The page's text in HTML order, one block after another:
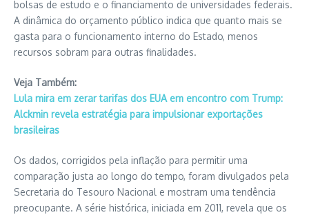
bolsas de estudo e o financiamento de universidades federais.
A dinâmica do orçamento público indica que quanto mais se
gasta para o funcionamento interno do Estado, menos
recursos sobram para outras finalidades.
Veja Também:
Lula mira em zerar tarifas dos EUA em encontro com Trump:
Alckmin revela estratégia para impulsionar exportações
brasileiras
Os dados, corrigidos pela inflação para permitir uma
comparação justa ao longo do tempo, foram divulgados pela
Secretaria do Tesouro Nacional e mostram uma tendência
preocupante. A série histórica, iniciada em 2011, revela que os